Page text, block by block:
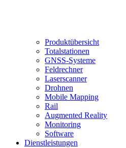
Produktübersicht
Totalstationen
GNSS-Systeme
Feldrechner
Laserscanner
Drohnen
Mobile Mapping
Rail
Augmented Reality
Monitoring
Software
Dienstleistungen